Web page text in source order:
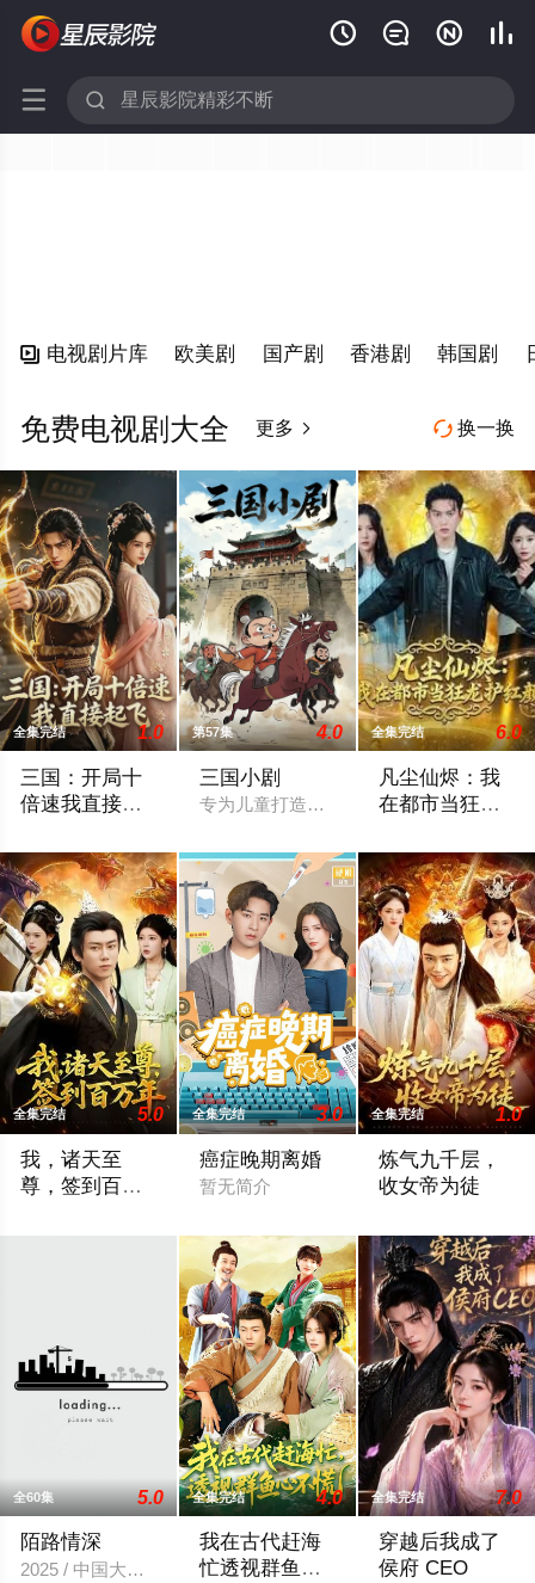
   
 
 电视剧片库 欧美剧 国产剧 香港剧 韩国剧
 换一换
免费电视剧大全 更多 
全集完结 1.0
三国：开局十
倍速我直接起
第57集 4.0
三国小剧
专为儿童打造的趣味三国动画，用浅显易
全集完结 6.0
凡尘仙烬：我
在都市当狂龙
全集完结 5.0
我，诸天至
尊，签到百万
全集完结 3.0
癌症晚期离婚
暂无简介
全集完结 1.0
炼气九千层，
收女帝为徒
全60集 5.0
陌路情深
2025 / 中国大陆 / 短剧
全集完结 4.0
我在古代赶海
忙透视群鱼心
全集完结 7.0
穿越后我成了
侯府 CEO